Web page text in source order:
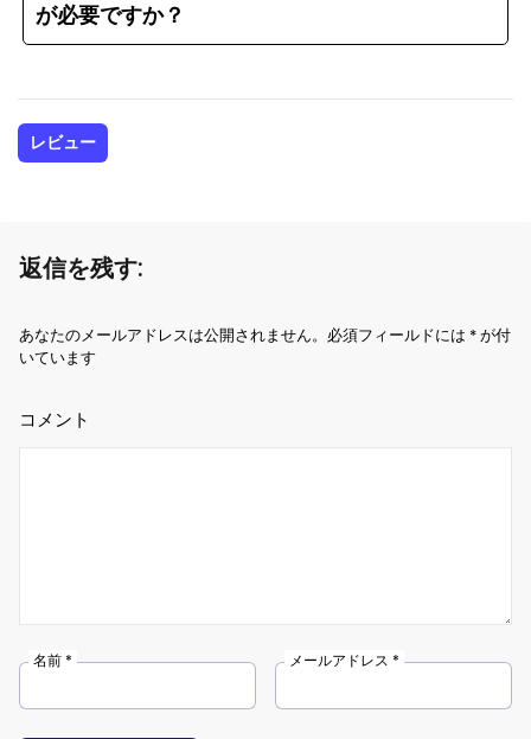
が必要ですか？
レビュー
返信を残す:
あなたのメールアドレスは公開されません。必須フィールドには * が付
いています
コメント
名前 * メールアドレス *